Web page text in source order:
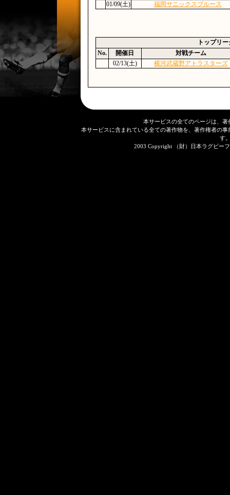
01/09(土)
福岡サニックスブルース
トップリ
No.
開催日
対戦チーム
02/13(土)
横河武蔵野アトラスターズ
本サービスの全てのページは、
本サービスに含まれている全ての著作物を、著作権者の
す
2003 Copyright （財）日本ラグビー